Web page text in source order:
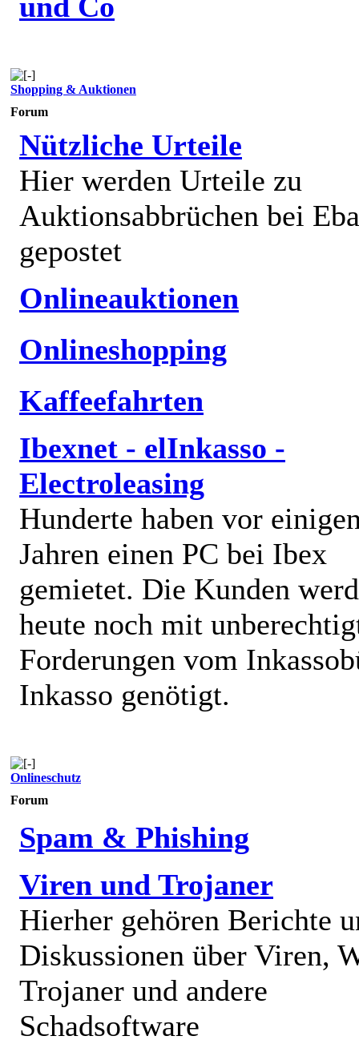
Shopping & Auktionen
Forum
Nützliche Urteile
Hier werden Urteile zu
Auktionsabbrüchen bei
gepostet
Onlineauktionen
Onlineshopping
Kaffeefahrten
Ibexnet - elInkasso -
Electroleasing
Hunderte haben vor
Jahren einen PC bei Ibex
gemietet. Die Kunden
heute noch mit
Forderungen vom
Inkasso genötigt.
Onlineschutz
Forum
Spam & Phishing
Viren und Trojaner
Hierher gehören Berichte
Diskussionen über Viren,
Trojaner und andere
Schadsoftware